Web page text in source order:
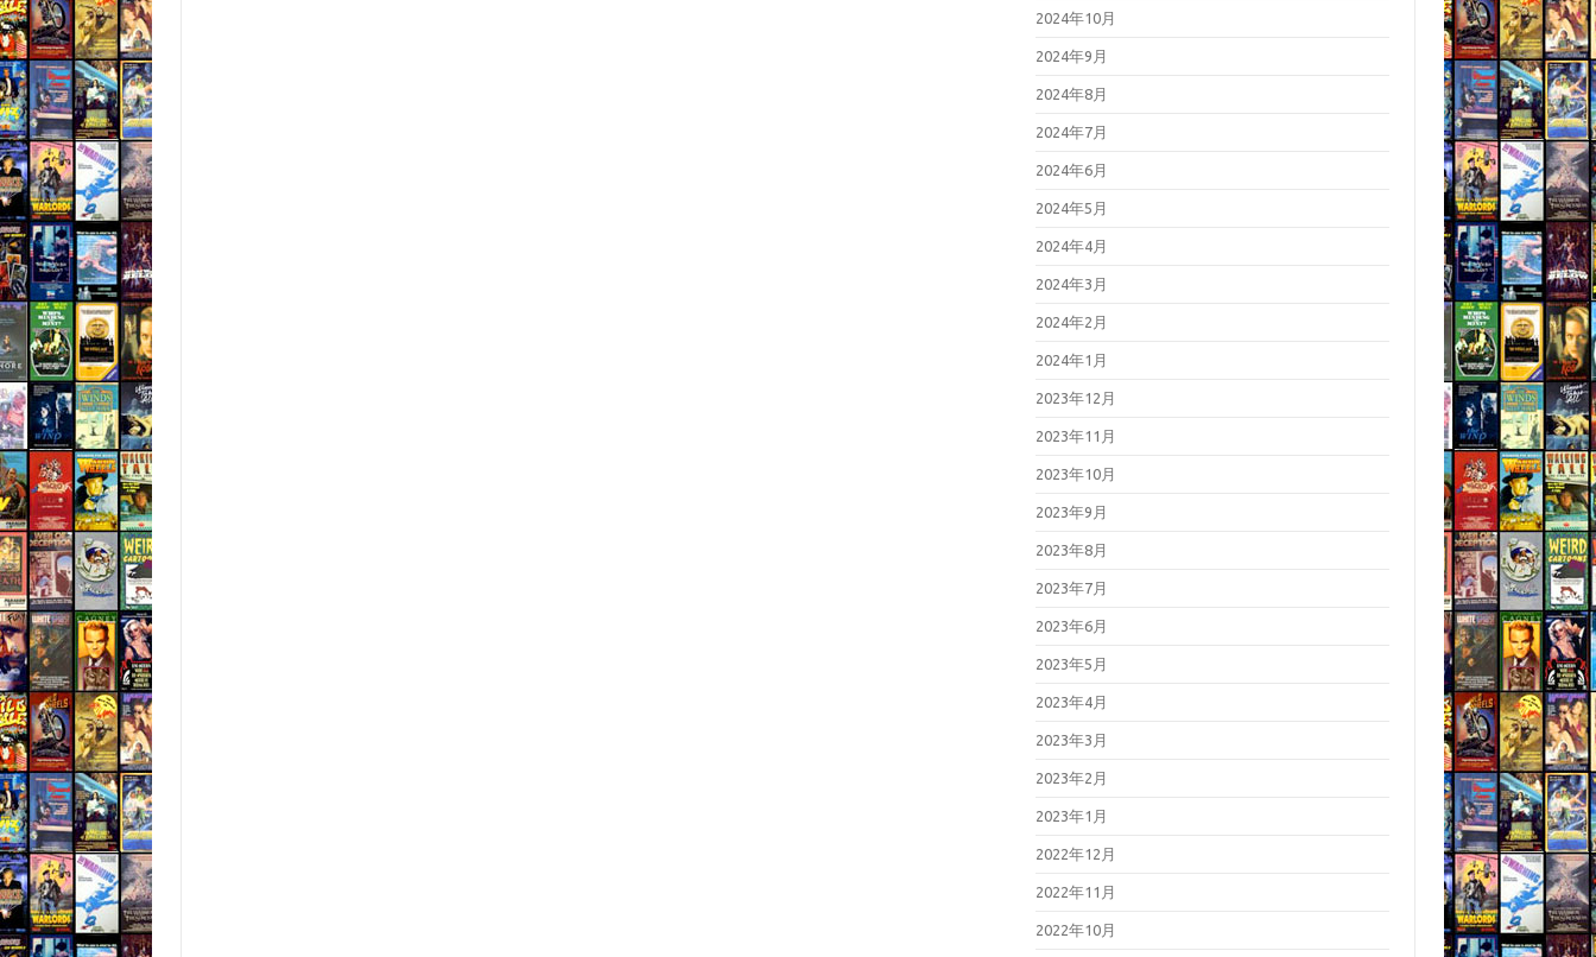
2024年10月
2024年9月
2024年8月
2024年7月
2024年6月
2024年5月
2024年4月
2024年3月
2024年2月
2024年1月
2023年12月
2023年11月
2023年10月
2023年9月
2023年8月
2023年7月
2023年6月
2023年5月
2023年4月
2023年3月
2023年2月
2023年1月
2022年12月
2022年11月
2022年10月